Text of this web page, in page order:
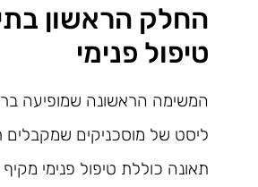
החלק הראשון
טיפול פנימי
המשימה הראשונה שמופיעה
ליסט של מוסכניקים
תאונה כוללת טיפול פנימי